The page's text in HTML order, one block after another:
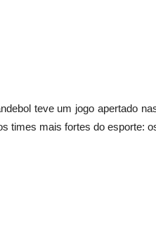
teve um jogo apertado
times mais fortes do esporte: